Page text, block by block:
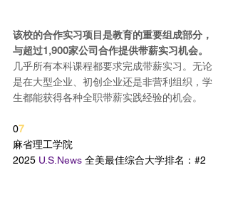
该校的合作实习项目是教育的重要组成部分，
与超过1,900家公司合作提供带薪实习机会。
几乎所有本科课程都要求完成带薪实习。无论
是在大型企业、初创企业还是非营利组织，学
生都能获得各种全职带薪实践经验的机会。
07
麻省理工学院
2025 U.S.News 全美最佳综合大学排名：#2